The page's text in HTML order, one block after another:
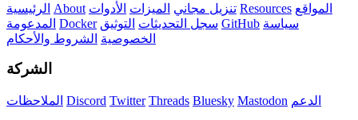
الرئيسية About تنزيل مجاني الميزات الأدوات Resources المواقع
المدعومة Docker سجل التحديثات التوثيق GitHub سياسة
الخصوصية الشروط والأحكام
الشركة
الملاحظات Discord Twitter Threads Bluesky Mastodon الدعم